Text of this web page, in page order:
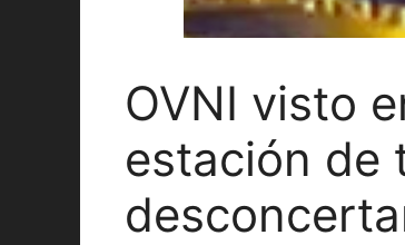
OVNI visto
estación de